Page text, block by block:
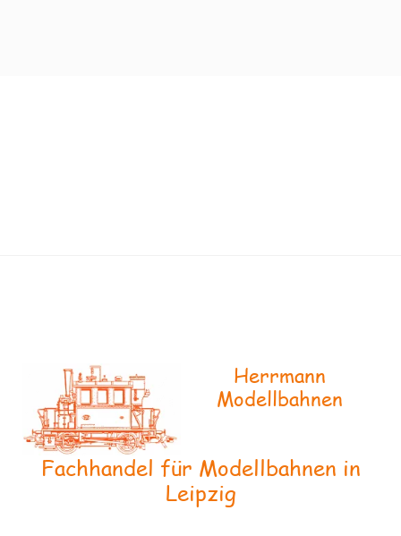
Herrmann
Modellbahnen
Fachhandel für Modellbahnen in
Leipzig